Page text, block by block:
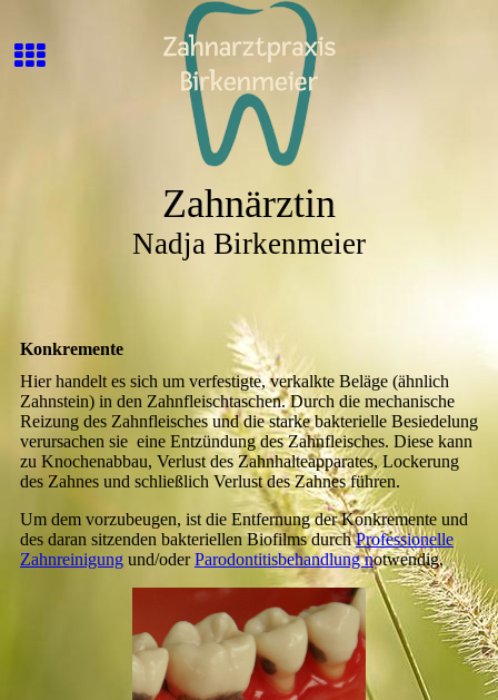
Zahnärztin
Nadja Birkenmeier
Konkremente
Hier handelt es sich um verfestigte, verkalkte Beläge (ähnlich
Zahnstein) in den Zahnfleischtaschen. Durch die mechanische
Reizung des Zahnfleisches und die starke bakterielle Besiedelung
verursachen sie eine Entzündung des Zahnfleisches. Diese kann
zu Knochenabbau, Verlust des Zahnhalteapparates, Lockerung
des Zahnes und schließlich Verlust des Zahnes führen.
Um dem vorzubeugen, ist die Entfernung der Konkremente und
des daran sitzenden bakteriellen Biofilms durchProfessionelle
Zahnreinigungund/oderParodontitisbehandlung notwendig.